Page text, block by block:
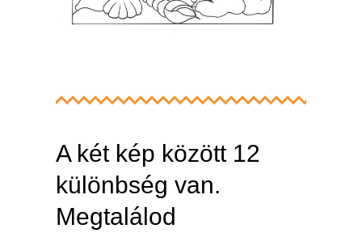
A két kép között 12
különbség van.
Megtalálod